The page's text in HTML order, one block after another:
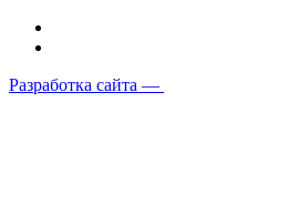
Разработка сайта —